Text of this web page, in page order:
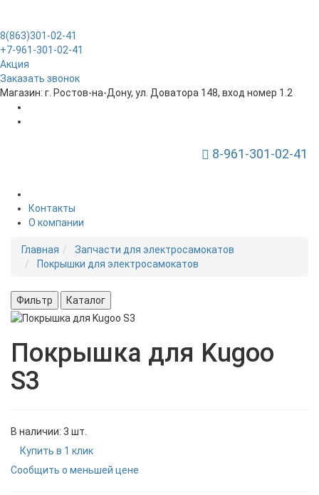
8(863)301-02-41
+7-961-301-02-41
Акция
Заказать звонок
Магазин: г. Ростов-на-Дону, ул. Доватора 148, вход номер 1.2
8-961-301-02-41
Toggle Navigation
Контакты
О компании
Главная
Запчасти для электросамокатов
Покрышки для электросамокатов
Фильтр Каталог
Покрышка для Kugoo
S3
В наличии: 3 шт.
Купить в 1 клик
Сообщить о меньшей цене